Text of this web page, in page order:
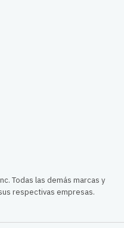
Todas las demás marcas y
respectivas empresas.